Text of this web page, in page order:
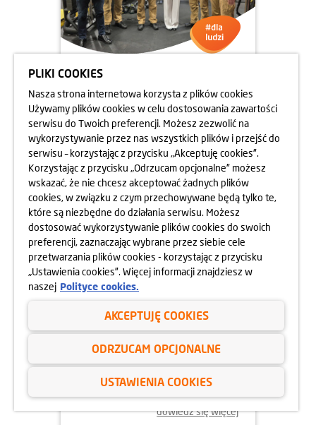
05.06.2025
DBAMY O FORMĘ STRAŻAKÓW
dowiedz się więcej
02.06.2025
ODYSEJA UMYSŁU 2025
dowiedz się więcej
PLIKI COOKIES
Nasza strona internetowa korzysta z plików cookies
Używamy plików cookies w celu dostosowania zawartości
serwisu do Twoich preferencji. Możesz zezwolić na
wykorzystywanie przez nas wszystkich plików i przejść do
serwisu – korzystając z przycisku „Akceptuję cookies”.
Korzystając z przycisku „Odrzucam opcjonalne” możesz
wskazać, że nie chcesz akceptować żadnych plików
cookies, w związku z czym przechowywane będą tylko te,
które są niezbędne do działania serwisu. Możesz
dostosować wykorzystywanie plików cookies do swoich
preferencji, zaznaczając wybrane przez siebie cele
przetwarzania plików cookies - korzystając z przycisku
„Ustawienia cookies”. Więcej informacji znajdziesz w
naszej Polityce cookies.
AKCEPTUJĘ COOKIES
ODRZUCAM OPCJONALNE
USTAWIENIA COOKIES